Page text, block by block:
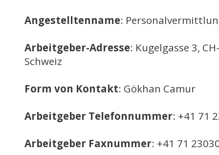
Angestelltenname:
Arbeitgeber-Adresse: Kugelgasse 3,
Schweiz
Form von Kontakt: Gökhan Camur
Arbeitgeber Telefonnummer: +41 71
Arbeitgeber Faxnummer: +41 71